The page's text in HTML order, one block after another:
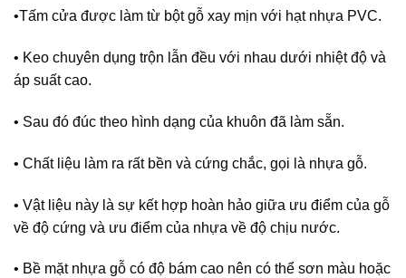
•Tấm cửa được làm từ bột gỗ xay mịn với hạt nhựa PVC.
• Keo chuyên dụng trộn lẫn đều với nhau dưới nhiệt độ và
áp suất cao.
• Sau đó đúc theo hình dạng của khuôn đã làm sẵn.
• Chất liệu làm ra rất bền và cứng chắc, gọi là nhựa gỗ.
• Vật liệu này là sự kết hợp hoàn hảo giữa ưu điểm của gỗ
về độ cứng và ưu điểm của nhựa về độ chịu nước.
• Bề mặt nhựa gỗ có độ bám cao nên có thể sơn màu hoặc